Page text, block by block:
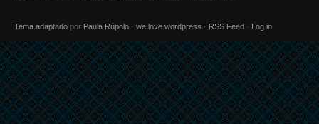
Tema adaptado por Paula Rúpolo · we love wordpress · RSS Feed · Log in